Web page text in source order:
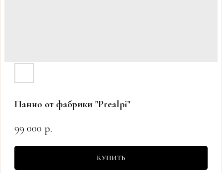
Панно от фабрики "Prealpi"
99 000 р.
КУПИТЬ